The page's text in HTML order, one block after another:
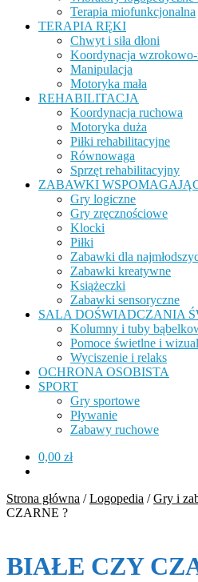
Terapia miofunkcjonalna
TERAPIA RĘKI
Chwyt i siła dłoni
Koordynacja
Manipulacja
Motoryka mała
REHABILITACJA
Koordynacja ruchowa
Motoryka duża
Piłki rehabilitacyjne
Równowaga
Sprzęt rehabilitacyjny
ZABAWKI
Gry logiczne
Gry zręcznościowe
Klocki
Piłki
Zabawki dla
Zabawki kreatywne
Książeczki
Zabawki sensoryczne
SALA DOŚWIADCZANIA
Kolumny i tuby
Pomoce świetlne i
Wyciszenie i relaks
OCHRONA OSOBISTA
SPORT
Gry sportowe
Pływanie
Zabawy ruchowe
0,00 zł
Strona główna /Logopedia /Gry i
CZARNE ?
BIAŁE CZY